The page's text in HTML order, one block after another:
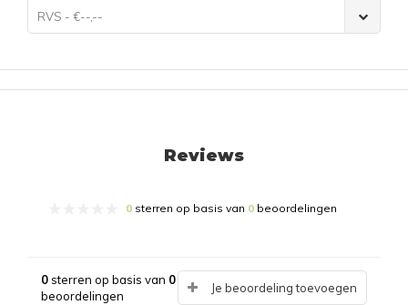
RVS - €--,--
Reviews
0 sterren op basis van 0 beoordelingen
0sterren op basis van 0
beoordelingen
Je beoordeling toevoegen